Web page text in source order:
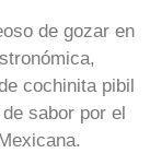
de gozar en
cochinita pibil
sabor por el